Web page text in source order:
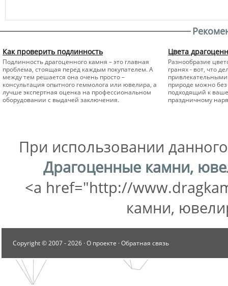
Как проверить подлинность
Подлинность драгоценного камня – это главная
проблема, стоящая перед каждым покупателем. А
между тем решается она очень просто –
консультация опытного геммолога или ювелира, а
лучше экспертная оценка на профессиональном
оборудовании с выдачей заключения.
Цвета
Разнообразие
гранях - вот, что
природе можно
подходящий к
праздничному
При использовании
Драгоценные камни,
<a href="http://
камни,
Copyright © 2007 -2026 ·О проекте ·Обратная связь